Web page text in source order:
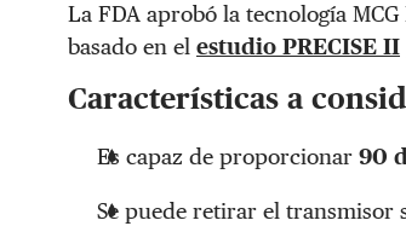
La FDA aprobó la tecnología
basado en el estudio PRECISE II
Características a
Es capaz de proporcionar 90
Se puede retirar el transmisor